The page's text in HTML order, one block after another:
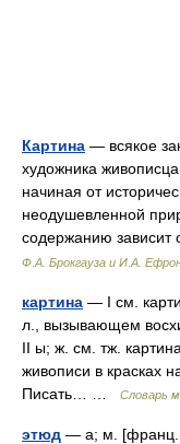
Картина — всякое
художника
начиная от
неодушевленной
содержанию
Ф.А. Брокгауза и И.А.
картина — I см.
л., вызывающем
II ы; ж. см. тж.
живописи в красках
Писать… …
Словарь
этюд — а; м. [франц.